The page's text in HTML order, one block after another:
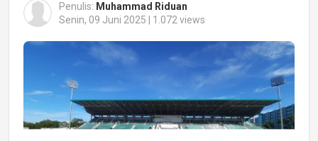
Penulis: Muhammad Riduan
Senin, 09 Juni 2025 | 1.072 views